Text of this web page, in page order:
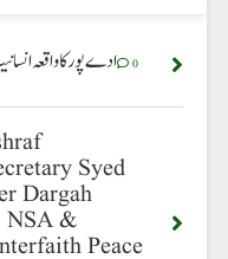
ادے پور کا واقعہ 0
Syed
Dargah
NSA &
Peace